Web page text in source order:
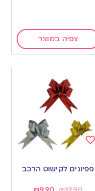
צפיה במוצר
to
wishlist
פפיונים לקישוט הרכב